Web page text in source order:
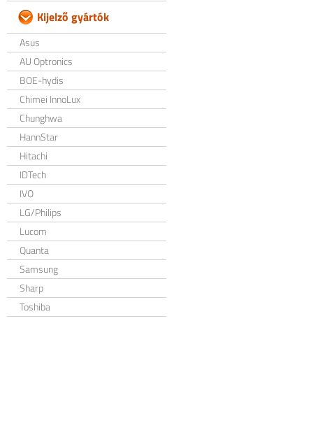
Kijelző gyártók
Asus
AU Optronics
BOE-hydis
Chimei InnoLux
Chunghwa
HannStar
Hitachi
IDTech
IVO
LG/Philips
Lucom
Quanta
Samsung
Sharp
Toshiba